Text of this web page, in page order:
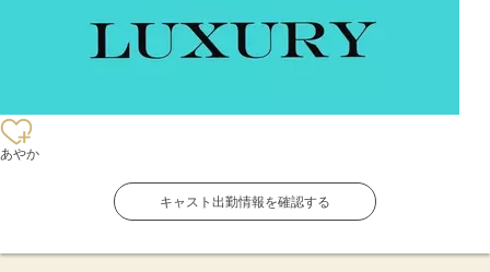
あやか
キャスト出勤情報を確認する